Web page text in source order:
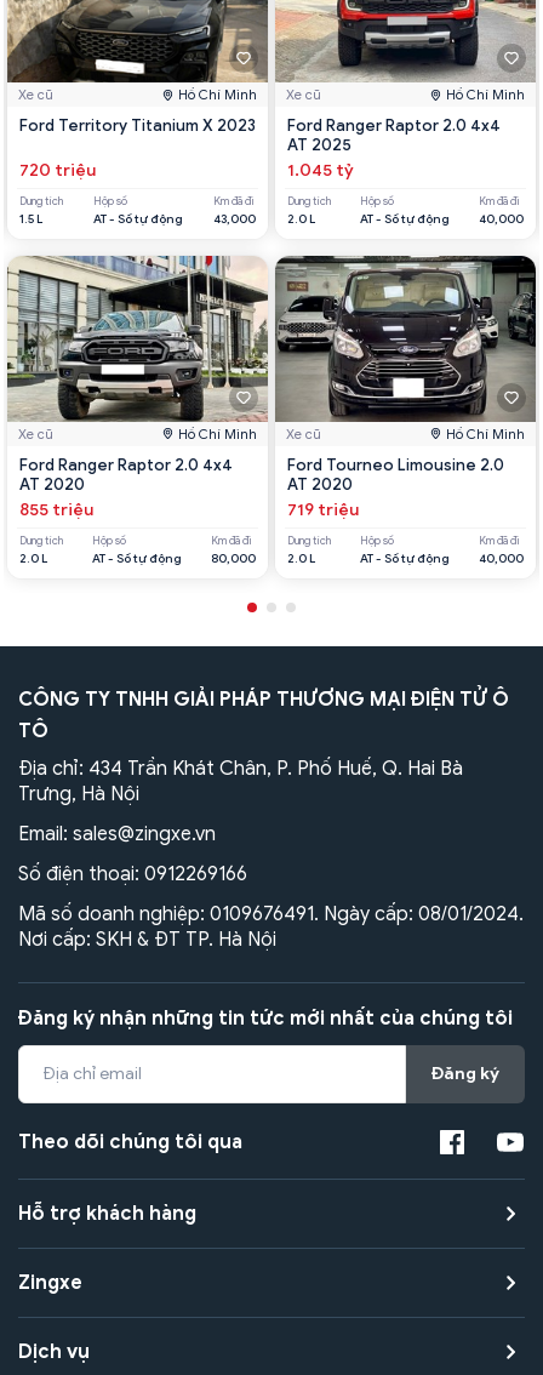
Xe cũ Hồ Chí Minh
Ford Territory Titanium X 2023
720 triệu
Dung tích
1.5 L
Hộp số
AT - Số tự động
Km đã đi
43,000
Xe cũ Hồ Chí Minh
Ford Ranger Raptor 2.0 4x4
AT 2020
855 triệu
Dung tích
2.0 L
Hộp số
AT - Số tự động
Km đã đi
80,000
Xe cũ Hồ Chí Minh
Ford Ranger Raptor 2.0 4x4
AT 2025
1.045 tỷ
Dung tích
2.0 L
Hộp số
AT - Số tự động
Km đã đi
40,000
Xe cũ Hồ Chí Minh
Ford Tourneo Limousine 2.0
AT 2020
719 triệu
Dung tích
2.0 L
Hộp số
AT - Số tự động
Km đã đi
40,000
CÔNG TY TNHH GIẢI PHÁP THƯƠNG MẠI ĐIỆN TỬ Ô
TÔ
Địa chỉ: 434 Trần Khát Chân, P. Phố Huế, Q. Hai Bà
Trưng, Hà Nội
Email: sales@zingxe.vn
Số điện thoại: 0912269166
Mã số doanh nghiệp: 0109676491. Ngày cấp: 08/01/2024.
Nơi cấp: SKH & ĐT TP. Hà Nội
Đăng ký nhận những tin tức mới nhất của chúng tôi
Đăng ký
Theo dõi chúng tôi qua
Hỗ trợ khách hàng
Zingxe
Dịch vụ